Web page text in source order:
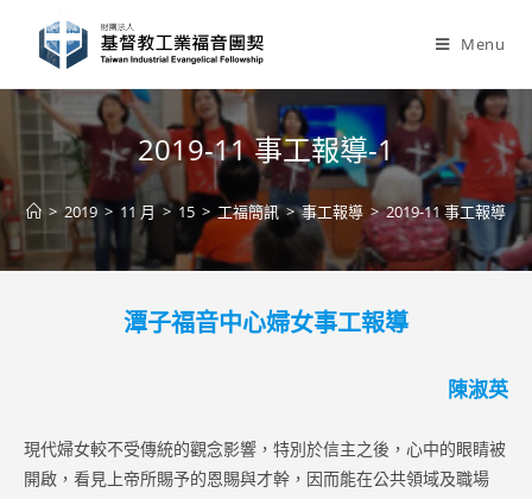
content
Menu
2019-11 事工報導-1
> 2019 > 11 月 > 15 > 工福簡訊 > 事工報導 > 2019-11 事工報導-1
潭子福音中心婦女事工報導
陳淑英
現代婦女較不受傳統的觀念影響，特別於信主之後，心中的眼睛被
開啟，看見上帝所賜予的恩賜與才幹，因而能在公共領域及職場